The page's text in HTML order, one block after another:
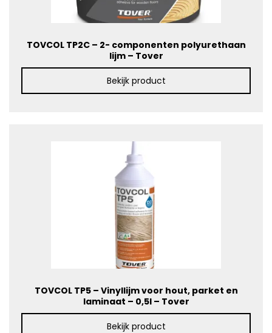
TOVCOL TP2C – 2- componenten polyurethaan
lijm – Tover
Bekijk product
TOVCOL TP5 – Vinyllijm voor hout, parket en
laminaat – 0,5l – Tover
Bekijk product